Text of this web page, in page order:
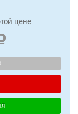
цене